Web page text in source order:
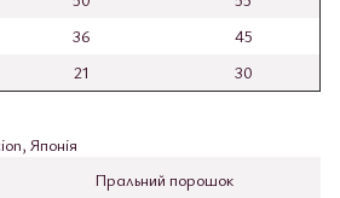
36
45
21
30
Японія
Пральний порошок